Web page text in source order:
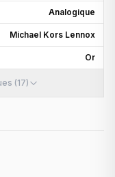
Analogique
Michael Kors Lennox
Or
(17)